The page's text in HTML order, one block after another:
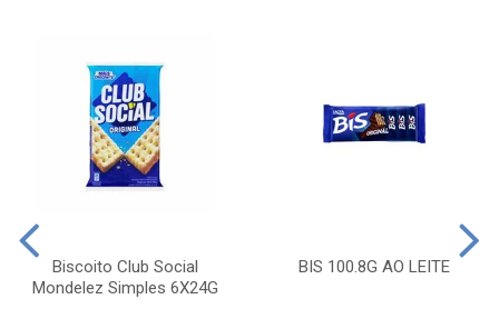
Biscoito Club Social
Mondelez Simples 6X24G
BIS 100.8G AO LEITE